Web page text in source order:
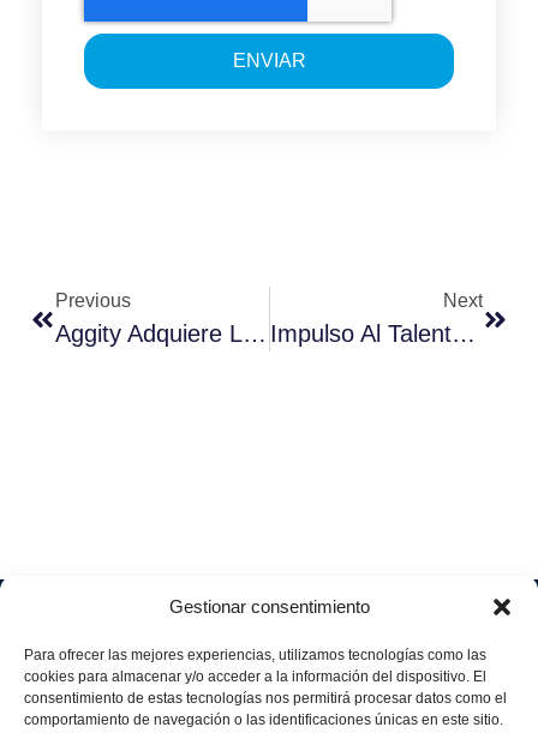
Gestionar consentimiento
Para ofrecer las mejores experiencias, utilizamos tecnologías como las
cookies para almacenar y/o acceder a la información del dispositivo. El
consentimiento de estas tecnologías nos permitirá procesar datos como el
comportamiento de navegación o las identificaciones únicas en este sitio.
ENVIAR
Previous
Aggity Adquiere La Compañía Exponential Analytics Y Entra En El Mercado De Analítica De Datos Con IA
Next
Impulso Al Talento En La Nueva Normalidad
Soluciones
Data
Industria
4.0
Industrial
Retail
Health &
Quiénes
Únete
a
aggity
legal
Política
de